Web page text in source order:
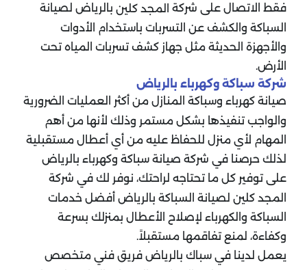
فقط الاتصال على شركة المجد كلين بالرياض لصيانة
السباكة والكشف عن التسربات باستخدام الأدوات
والأجهزة الحديثة مثل جهاز كشف تسربات المياه تحت
الأرض.
شركة سباكة وكهرباء بالرياض
صيانة كهرباء وسباكة المنازل من أكثر العمليات الضرورية
والواجب تنفيذها بشكل مستمر وذلك لأنها من أهم
المهام لأي منزل للحفاظ عليه من أي أعطال مستقبلية
لذلك حرصنا في شركة صيانة سباكة وكهرباء بالرياض
على توفير كل ما تحتاجه لراحتك، نوفر لك في شركة
المجد كلين لصيانة السباكة بالرياض أفضل خدمات
السباكة والكهرباء لإصلاح الأعطال بمنزلك بسرعة
وكفاءة، لمنع تفاقمها مستقبلاً.
يعمل لدينا في سباك بالرياض فريق فني متخصص